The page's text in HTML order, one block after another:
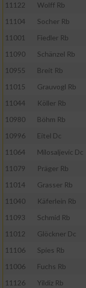
11122
Wolff Rb
11104
Socher Rb
11001
Fiedler Rb
11090
Schänzel Rb
10955
Breit Rb
11015
Grauvogl Rb
11044
Köller Rb
10980
Böhm Rb
10996
Eitel Dc
11064
Milosaljevic Dc
11079
Präger Rb
11014
Grasser Rb
11040
Käferlein Rb
11093
Schmid Rb
11012
Glöckner Dc
11106
Spies Rb
11006
Fuchs Rb
11126
Yildiz Rb